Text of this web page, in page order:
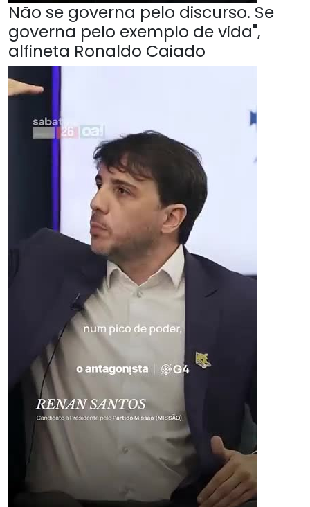
Não se governa pelo discurso. Se
governa pelo exemplo de vida",
alfineta Ronaldo Caiado